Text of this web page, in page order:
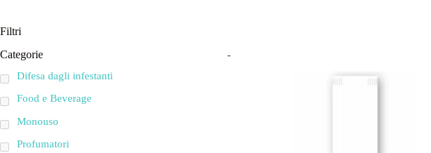
Filtri
Categorie
-
Difesa dagli infestanti
Food e Beverage
Monouso
Profumatori